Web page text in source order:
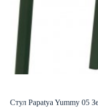
Стул Papatya Yummy 05